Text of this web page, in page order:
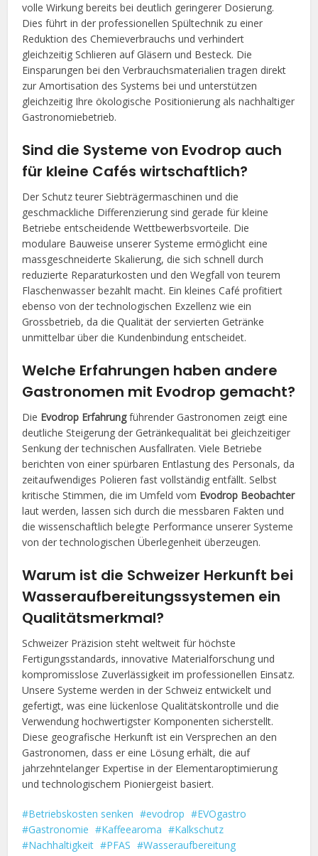
volle Wirkung bereits bei deutlich geringerer Dosierung.
Dies führt in der professionellen Spültechnik zu einer
Reduktion des Chemieverbrauchs und verhindert
gleichzeitig Schlieren auf Gläsern und Besteck. Die
Einsparungen bei den Verbrauchsmaterialien tragen direkt
zur Amortisation des Systems bei und unterstützen
gleichzeitig Ihre ökologische Positionierung als nachhaltiger
Gastronomiebetrieb.
Sind die Systeme von Evodrop auch
für kleine Cafés wirtschaftlich?
Der Schutz teurer Siebträgermaschinen und die
geschmackliche Differenzierung sind gerade für kleine
Betriebe entscheidende Wettbewerbsvorteile. Die
modulare Bauweise unserer Systeme ermöglicht eine
massgeschneiderte Skalierung, die sich schnell durch
reduzierte Reparaturkosten und den Wegfall von teurem
Flaschenwasser bezahlt macht. Ein kleines Café profitiert
ebenso von der technologischen Exzellenz wie ein
Grossbetrieb, da die Qualität der servierten Getränke
unmittelbar über die Kundenbindung entscheidet.
Welche Erfahrungen haben andere
Gastronomen mit Evodrop gemacht?
Die Evodrop Erfahrungführender Gastronomen zeigt eine
deutliche Steigerung der Getränkequalität bei gleichzeitiger
Senkung der technischen Ausfallraten. Viele Betriebe
berichten von einer spürbaren Entlastung des Personals, da
zeitaufwendiges Polieren fast vollständig entfällt. Selbst
kritische Stimmen, die im Umfeld vom Evodrop Beobachter
laut werden, lassen sich durch die messbaren Fakten und
die wissenschaftlich belegte Performance unserer Systeme
von der technologischen Überlegenheit überzeugen.
Warum ist die Schweizer Herkunft bei
Wasseraufbereitungssystemen ein
Qualitätsmerkmal?
Schweizer Präzision steht weltweit für höchste
Fertigungsstandards, innovative Materialforschung und
kompromisslose Zuverlässigkeit im professionellen Einsatz.
Unsere Systeme werden in der Schweiz entwickelt und
gefertigt, was eine lückenlose Qualitätskontrolle und die
Verwendung hochwertigster Komponenten sicherstellt.
Diese geografische Herkunft ist ein Versprechen an den
Gastronomen, dass er eine Lösung erhält, die auf
jahrzehntelanger Expertise in der Elementaroptimierung
und technologischem Pioniergeist basiert.
Betriebskosten senken evodrop
EVOgastro
Gastronomie
Kaffeearoma
Kalkschutz
Nachhaltigkeit
PFAS
Wasseraufbereitung